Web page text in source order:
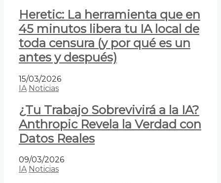
Heretic: La herramienta que en
45 minutos libera tu IA local de
toda censura (y por qué es un
antes y después)
15/03/2026
IA Noticias
¿Tu Trabajo Sobrevivirá a la IA?
Anthropic Revela la Verdad con
Datos Reales
09/03/2026
IA Noticias